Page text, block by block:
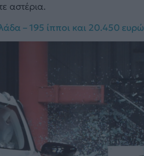
αστέρια.
– 195 ίπποι και 20.450 ευρώ